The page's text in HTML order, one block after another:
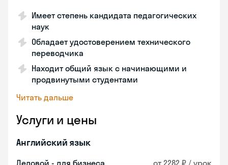
Имеет степень кандидата педагогических
наук
Обладает удостоверением технического
переводчика
Находит общий язык с начинающими и
продвинутыми студентами
Читать дальше
Услуги и цены
Английский язык
Деловой - для бизнеса от 2282 ₽ / урок